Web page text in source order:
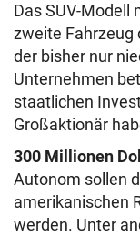
Das SUV-Modell
zweite Fahrzeug
der bisher nur
Unternehmen
staatlichen
Großaktionär
300 Millionen
Autonom sollen
amerikanischen
werden. Unter